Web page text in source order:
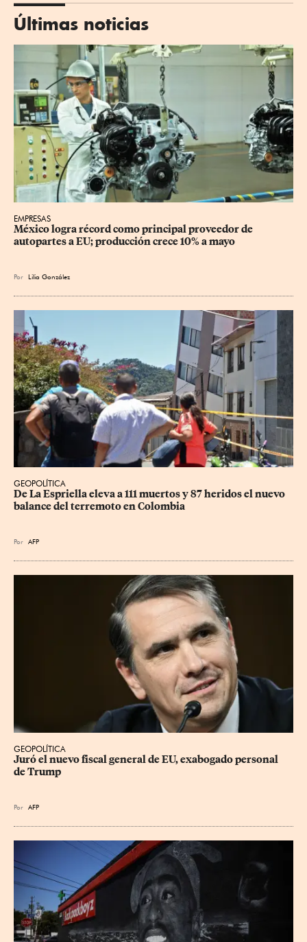
Últimas noticias
EMPRESAS
México logra récord como principal proveedor de
autopartes a EU; producción crece 10% a mayo
Por Lilia González
GEOPOLÍTICA
De La Espriella eleva a 111 muertos y 87 heridos el nuevo
balance del terremoto en Colombia
Por AFP
GEOPOLÍTICA
Juró el nuevo fiscal general de EU, exabogado personal
de Trump
Por AFP